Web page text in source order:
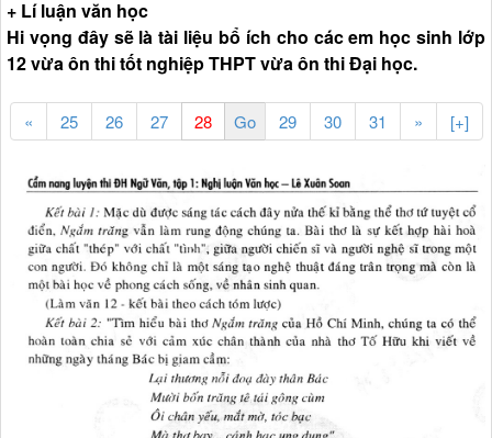
+ Lí luận văn học
Hi vọng đây sẽ là tài liệu bổ ích cho các em học sinh lớp
12 vừa ôn thi tốt nghiệp THPT vừa ôn thi Đại học.
« 25 26 27 29 30 31 » [+]